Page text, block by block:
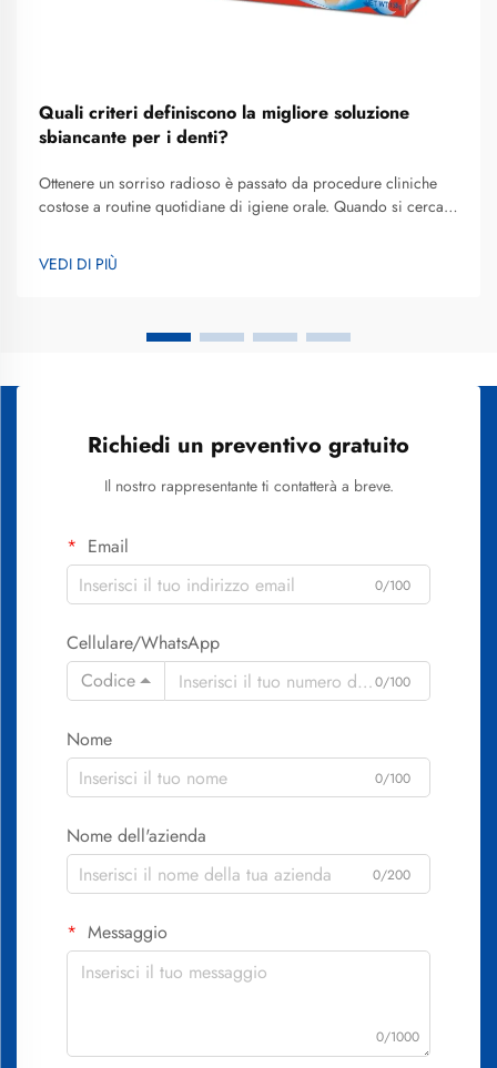
Quali criteri definiscono la migliore soluzione
sbiancante per i denti?
Ottenere un sorriso radioso è passato da procedure cliniche
costose a routine quotidiane di igiene orale. Quando si cerca
vita frenetico, la maggior parte dei consumatori si sta ora
orientando verso strumenti avanzati per lo sbiancamento
VEDI DI PIÙ
Richiedi un preventivo gratuito
Il nostro rappresentante ti contatterà a breve.
Email
0/100
Cellulare/WhatsApp
Codice
0/100
Nome
0/100
Nome dell'azienda
0/200
Messaggio
0/1000